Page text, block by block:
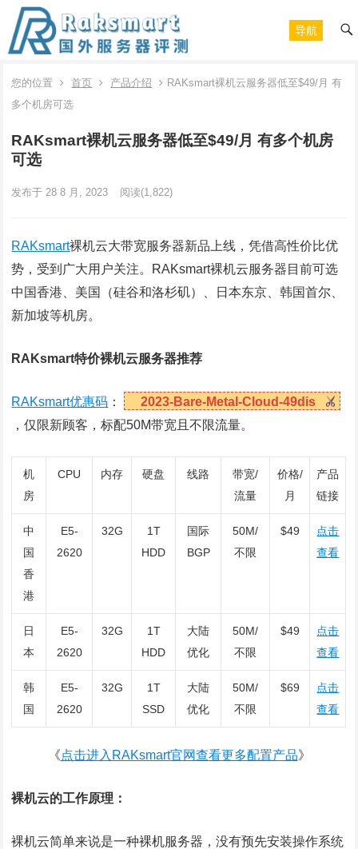
导航
您的位置 首页 产品介绍
RAKsmart裸机云服务器低至$49/月 有
多个机房可选
RAKsmart裸机云服务器低至$49/月 有多个机房
可选
发布于 28 8 月, 2023 阅读(1,822)
RAKsmart裸机云大带宽服务器新品上线，凭借高性价比优
势，受到广大用户关注。RAKsmart裸机云服务器目前可选
中国香港、美国（硅谷和洛杉矶）、日本东京、韩国首尔、
新加坡等机房。
RAKsmart特价裸机云服务器推荐
RAKsmart优惠码 ：
2023-Bare-Metal-Cloud-49dis
，仅限新顾客，标配50M带宽且不限流量。
机
房
CPU 内存 硬盘 线路
带宽/
流量
价格/
月
产品
链接
中
国
香
港
E5-
2620
32G
1T
HDD
国际
BGP
50M/
不限
$49
点击
查看
日
本
E5-
2620
32G
1T
HDD
大陆
优化
50M/
不限
$49
点击
查看
韩
国
E5-
2620
32G
1T
SSD
大陆
优化
50M/
不限
$69
点击
查看
《点击进入RAKsmart官网查看更多配置产品》
裸机云的工作原理：
裸机云简单来说是一种裸机服务器，没有预先安装操作系统